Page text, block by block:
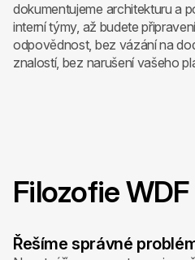
dokumentujeme architekturu a
interní týmy, až budete
odpovědnost, bez vázání na
znalostí, bez narušení vašeho
Filozofie WDF
Řešíme správné